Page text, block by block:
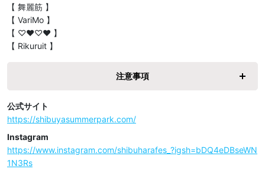
【 舞麗筋 】
【 VariMo 】
【 ♡♥♡♥ 】
【 Rikuruit 】
注意事項
公式サイト
https://shibuyasummerpark.com/
Instagram
https://www.instagram.com/shibuharafes_?igsh=bDQ4eDBseWN
1N3Rs